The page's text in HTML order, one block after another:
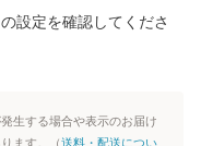
設定を確認してくださ
生する場合や表示のお届け
ます。（送料・配送につい